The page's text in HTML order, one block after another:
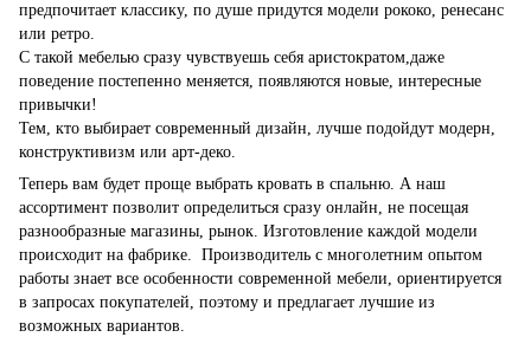
предпочитает классику, по душе придутся модели рококо, ренесанс
или ретро.
С такой мебелью сразу чувствуешь себя аристократом,даже
поведение постепенно меняется, появляются новые, интересные
привычки!
Тем, кто выбирает современный дизайн, лучше подойдут модерн,
конструктивизм или арт-деко.
Теперь вам будет проще выбрать кровать в спальню. А наш
ассортимент позволит определиться сразу онлайн, не посещая
разнообразные магазины, рынок. Изготовление каждой модели
происходит на фабрике. Производитель с многолетним опытом
работы знает все особенности современной мебели, ориентируется
в запросах покупателей, поэтому и предлагает лучшие из
возможных вариантов.